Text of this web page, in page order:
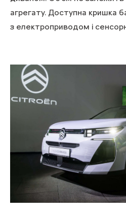
агрегату. Доступна кришка
з електроприводом і